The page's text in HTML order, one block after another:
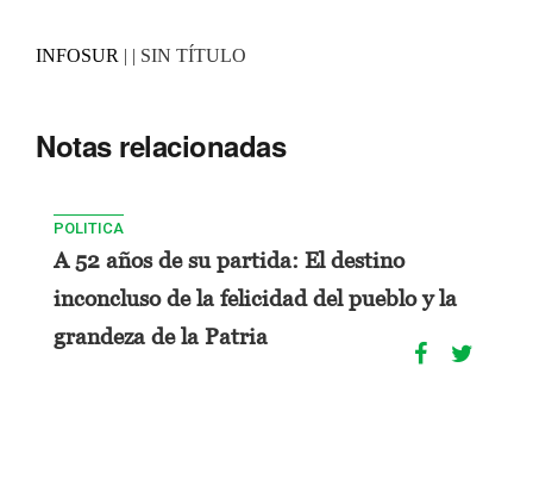
INFOSUR | | SIN TÍTULO
Notas relacionadas
POLITICA
A 52 años de su partida: El destino
inconcluso de la felicidad del pueblo y la
grandeza de la Patria